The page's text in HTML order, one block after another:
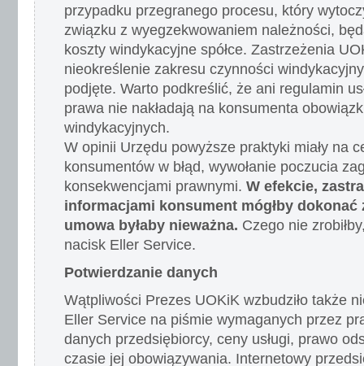
przypadku przegranego procesu, który
związku z wyegzekwowaniem należności,
koszty windykacyjne spółce. Zastrzeżenia
nieokreślenie zakresu czynności
podjęte. Warto podkreślić, że ani regulamin
prawa nie nakładają na konsumenta
windykacyjnych.
W opinii Urzędu powyższe praktyki miały na
konsumentów w błąd, wywołanie poczucia
konsekwencjami prawnymi. W efekcie,
informacjami konsument mógłby dokonać
umowa byłaby nieważna. Czego nie
nacisk Eller Service.
Potwierdzanie danych
Wątpliwości Prezes UOKiK wzbudziło także
Eller Service na piśmie wymaganych przez
danych przedsiębiorcy, ceny usługi, prawo
czasie jej obowiązywania. Internetowy